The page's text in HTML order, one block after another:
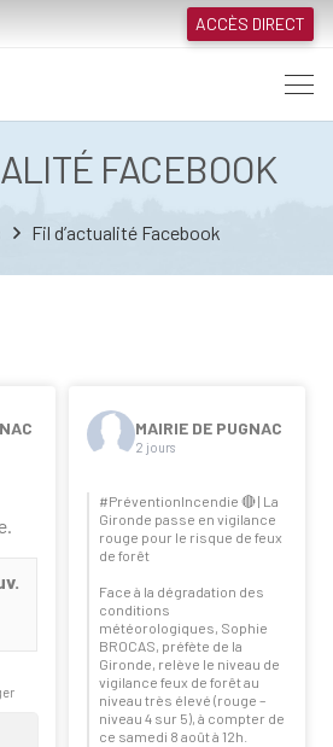
ACCÈS DIRECT
FACEBOOK
Fil d’actualité Facebook
MAIRIE DE PUGNAC
2 jours
#PréventionIncendie 🔴 | La
Gironde passe en vigilance
rouge pour le risque de feux
de forêt
Face à la dégradation des
conditions
météorologiques, Sophie
BROCAS, préfète de la
Gironde, relève le niveau de
vigilance feux de forêt au
niveau très élevé (rouge –
niveau 4 sur 5), à compter de
ce samedi 8 août à 12h.